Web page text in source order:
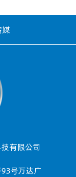
媒
有限公司
号万达广